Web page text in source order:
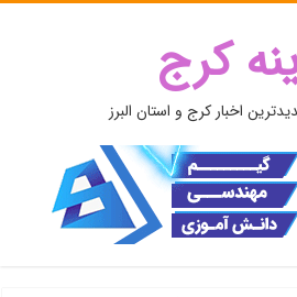
کرج
اخبار کرج و استان البرز